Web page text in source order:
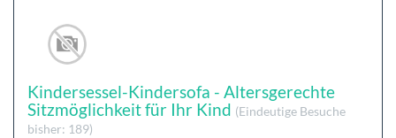
Kindersessel-Kindersofa - Altersgerechte
Sitzmöglichkeit für Ihr Kind (Eindeutige Besuche
bisher: 189)